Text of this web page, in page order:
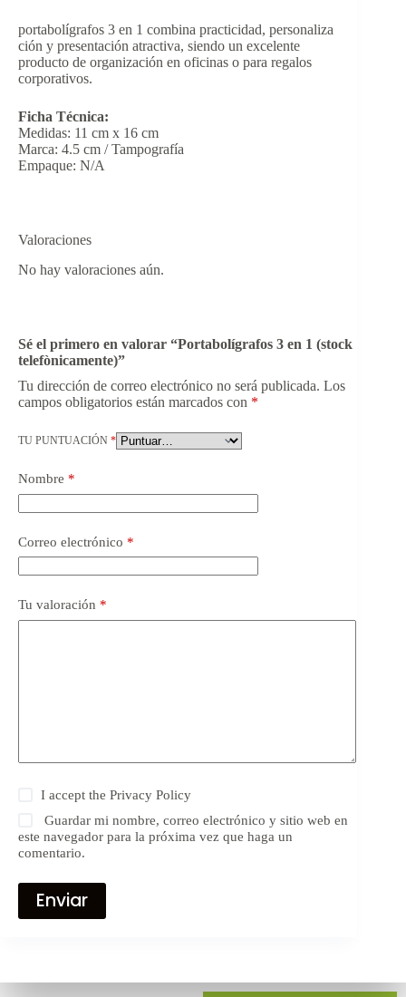
portabolígrafos 3 en 1 combina practicidad, personaliza
ción y presentación atractiva, siendo un excelente
producto de organización en oficinas o para regalos
corporativos.
Ficha Técnica:
Medidas: 11 cm x 16 cm
Marca: 4.5 cm / Tampografía
Empaque: N/A
Valoraciones
No hay valoraciones aún.
Sé el primero en valorar “Portabolígrafos 3 en 1 (stock
telefònicamente)”
Tu dirección de correo electrónico no será publicada. Los
campos obligatorios están marcados con *
TU PUNTUACIÓN *
Nombre *
Correo electrónico *
Tu valoración *
I accept thePrivacy Policy
Guardar mi nombre, correo electrónico y sitio web en
este navegador para la próxima vez que haga un
comentario.
Enviar